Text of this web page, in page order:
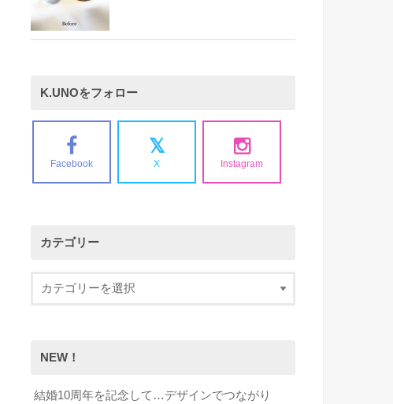
K.UNOをフォロー
Facebook X Instagram
カテゴリー
NEW！
結婚10周年を記念して…デザインでつながり